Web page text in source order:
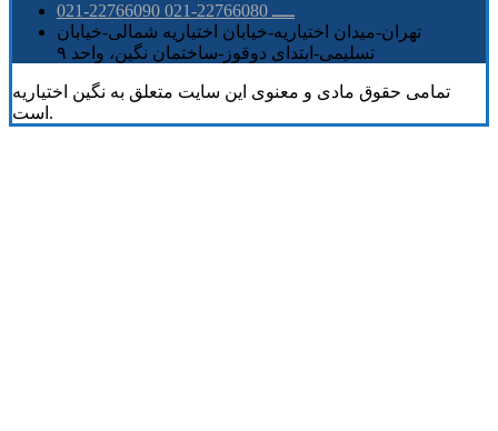
021-22766090 ــــ 22766080-021
تهران-میدان اختیاریه-خیابان اختیاریه شمالی-خیابان
تسلیمی-ابتدای دوقوز-ساختمان نگین، واحد ۹
تمامی حقوق مادی و معنوی این سایت متعلق به نگین اختیاریه
است.